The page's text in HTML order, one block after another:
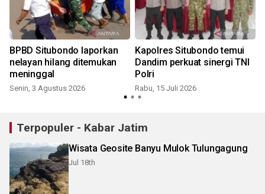
BPBD Situbondo laporkan
nelayan hilang ditemukan
meninggal
Senin, 3 Agustus 2026
Kapolres Situbondo temui
Dandim perkuat sinergi TNI
Polri
Rabu, 15 Juli 2026
Terpopuler - Kabar Jatim
Wisata Geosite Banyu Mulok Tulungagung
Jul 18th